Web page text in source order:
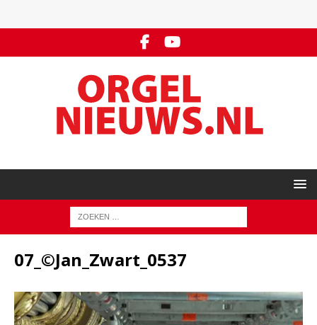
07_©Jan_Zwart_0537